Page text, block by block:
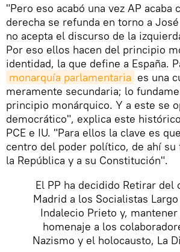
"Pero eso acabó una vez AP acaba
derecha se refunda en torno a
no acepta el discurso de la
Por eso ellos hacen del principio
identidad, la que define a España.
monarquía parlamentaria es una
meramente secundaria; lo
principio monárquico. Y a este se
democrático", explica este
PCE e IU. "Para ellos la clave es
centro del poder político, de ahí su
la República y a su Constitución".
El PP ha decidido Retirar del
Madrid a los Socialistas
Indalecio Prieto y,
homenaje a los
Nazismo y el holocausto, La